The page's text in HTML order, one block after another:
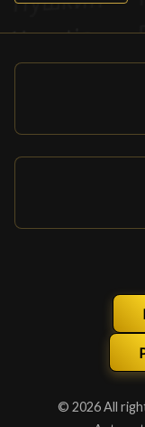
© 2026 All